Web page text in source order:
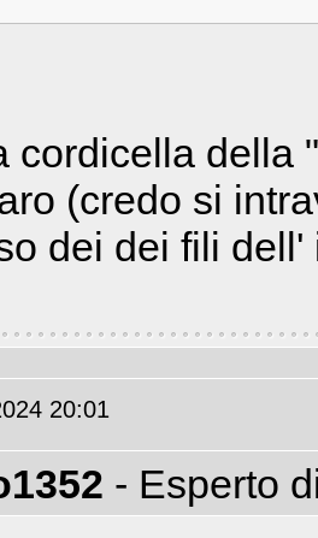
cordicella della
(credo si
dei dei fili dell'
20:01
- Esperto